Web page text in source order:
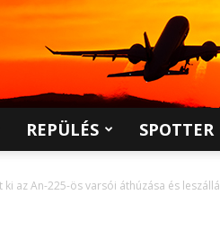
REPÜLÉS SPOTTER
ki az An-225-ös varsói áthúzása és